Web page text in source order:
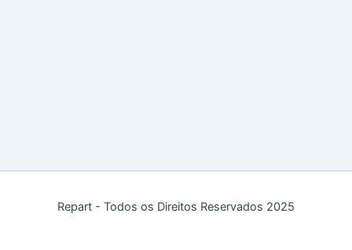
Repart - Todos os Direitos Reservados 2025